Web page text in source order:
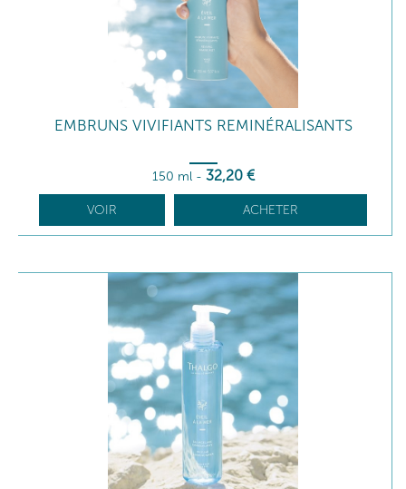
EMBRUNS VIVIFIANTS REMINÉRALISANTS
150 ml - 32,20 €
VOIR ACHETER